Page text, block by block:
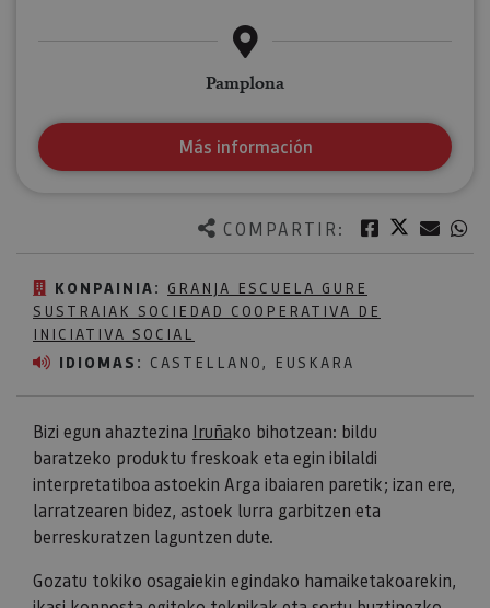
COMPARTIR: Facebook
Twitter
KONPAINIA: GRANJA ESCUELA GURE
SUSTRAIAK SOCIEDAD COOPERATIVA DE
INICIATIVA SOCIAL
IDIOMAS: CASTELLANO, EUSKARA
Bizi egun ahaztezina Iruñako bihotzean: bildu
baratzeko produktu freskoak eta egin ibilaldi
interpretatiboa astoekin Arga ibaiaren paretik; izan ere,
larratzearen bidez, astoek lurra garbitzen eta
berreskuratzen laguntzen dute.
Gozatu tokiko osagaiekin egindako hamaiketakoarekin,
Pamplona
Más información